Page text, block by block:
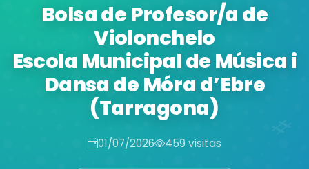
Bolsa de Profesor/a de
Violonchelo
Escola Municipal de Música i
Dansa de Móra d’Ebre
(Tarragona)
01/07/2026 459 visitas